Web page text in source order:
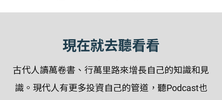
現在就去聽看看
古代人讀萬卷書、行萬里路來增長自己的知識和見
識。現代人有更多投資自己的管道，聽Podcast也